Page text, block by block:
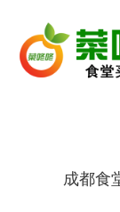
成都食